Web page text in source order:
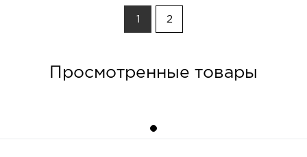
2
Просмотренные товары